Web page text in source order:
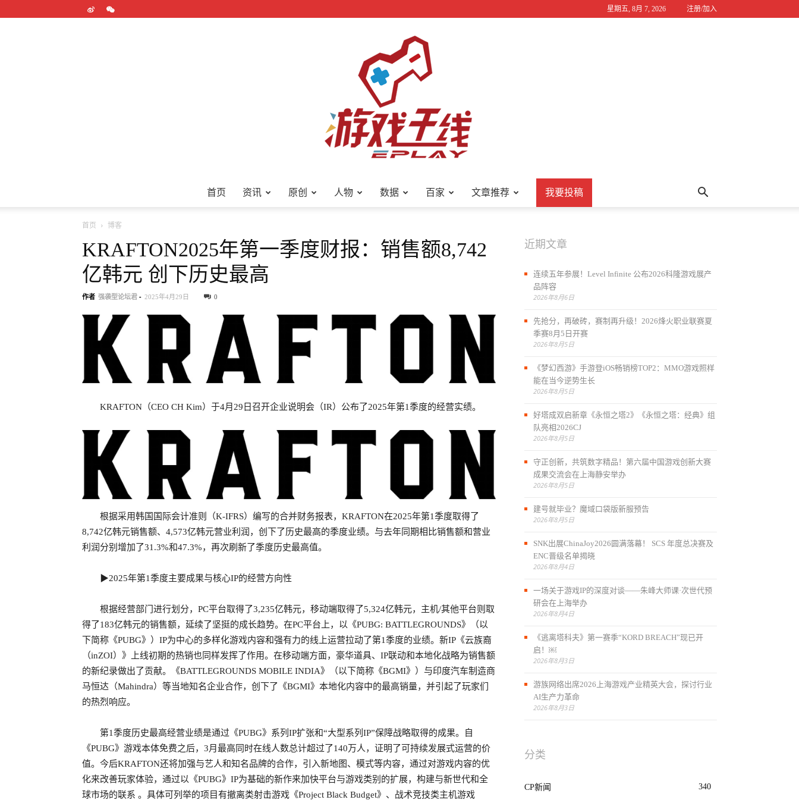
星期五, 8月 7, 2026 注册/加入
干
首页 资讯 原创 人物 数据 百家 文章推荐 我要投稿
首页 博客
KRAFTON2025年第一季度财报：销售额8,742
亿韩元 创下历史最高
作者 强袭型论坛君 - 2025年4月29日 0
KRAFTON（CEO CH Kim）于4月29日召开企业说明会（IR）公布了2025年第1季度的经营实绩。
根据采用韩国国际会计准则（K-IFRS）编写的合并财务报表，KRAFTON在2025年第1季度取得了
8,742亿韩元销售额、4,573亿韩元营业利润，创下了历史最高的季度业绩。与去年同期相比销售额和营业
利润分别增加了31.3%和47.3%，再次刷新了季度历史最高值。
▶2025年第1季度主要成果与核心IP的经营方向性
根据经营部门进行划分，PC平台取得了3,235亿韩元，移动端取得了5,324亿韩元，主机/其他平台则取
得了183亿韩元的销售额，延续了坚挺的成长趋势。在PC平台上，以《PUBG: BATTLEGROUNDS》（以
下简称《PUBG》）IP为中心的多样化游戏内容和强有力的线上运营拉动了第1季度的业绩。新IP《云族裔
（inZOI）》上线初期的热销也同样发挥了作用。在移动端方面，豪华道具、IP联动和本地化战略为销售额
的新纪录做出了贡献。《BATTLEGROUNDS MOBILE INDIA》（以下简称《BGMI》）与印度汽车制造商
马恒达（Mahindra）等当地知名企业合作，创下了《BGMI》本地化内容中的最高销量，并引起了玩家们
的热烈响应。
第1季度历史最高经营业绩是通过《PUBG》系列IP扩张和“大型系列IP”保障战略取得的成果。自
《PUBG》游戏本体免费之后，3月最高同时在线人数总计超过了140万人，证明了可持续发展式运营的价
值。今后KRAFTON还将加强与艺人和知名品牌的合作，引入新地图、模式等内容，通过对游戏内容的优
化来改善玩家体验，通过以《PUBG》IP为基础的新作来加快平台与游戏类别的扩展，构建与新世代和全
球市场的联系 。具体可列举的项目有撤离类射击游戏《Project Black Budget》、战术竞技类主机游戏
近期文章
连续五年参展！Level Infinite 公布2026科隆游戏展产
品阵容
2026年8月6日
先抢分，再破砖，赛制再升级！2026烽火职业联赛夏
季赛8月5日开赛
2026年8月5日
《梦幻西游》手游登iOS畅销榜TOP2：MMO游戏照样
能在当今逆势生长
2026年8月5日
好塔成双启新章《永恒之塔2》《永恒之塔：经典》组
队亮相2026CJ
2026年8月5日
守正创新，共筑数字精品！第六届中国游戏创新大赛
成果交流会在上海静安举办
2026年8月5日
建号就毕业？魔域口袋版新服预告
2026年8月5日
SNK出展ChinaJoy2026圆满落幕！ SCS 年度总决赛及
ENC晋级名单揭晓
2026年8月4日
一场关于游戏IP的深度对谈——朱峰大师课·次世代预
研会在上海举办
2026年8月4日
《逃离塔科夫》第一赛季“KORD BREACH”现已开
启！￼
2026年8月3日
游族网络出席2026上海游戏产业精英大会，探讨行业
AI生产力革命
2026年8月3日
分类
CP新闻 340